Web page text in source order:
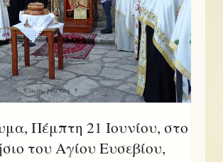
Πέμπτη 21 Ιουνίου, στο
του Αγίου Ευσεβίου,